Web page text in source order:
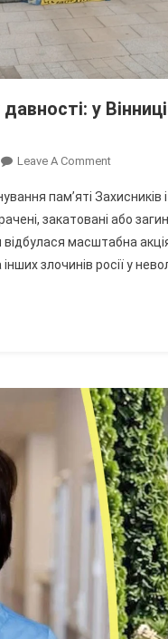
у
Leave A CommentOn
Злочин
Без
Строку
Давності:
В
Оленівці
пам’яті
закатовані або
масштабна
злочинів росії у